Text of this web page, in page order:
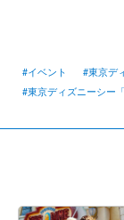
#イベント #東京デ
#東京ディズニーシー